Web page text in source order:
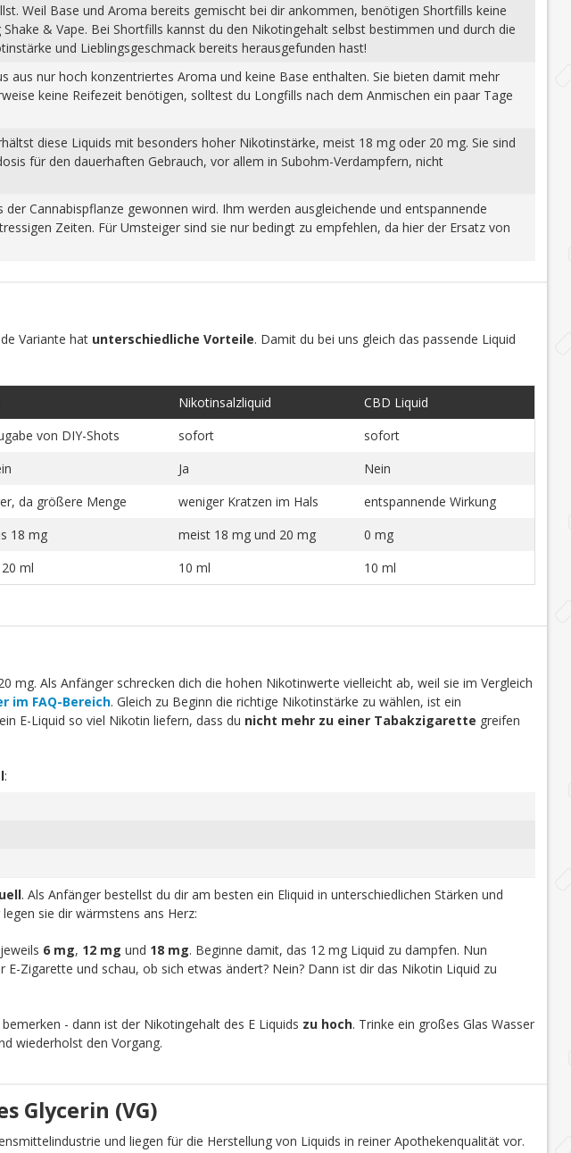
Weil Base und Aroma bereits gemischt bei dir ankommen, benötigen Shortfills keine
& Vape. Bei Shortfills kannst du den Nikotingehalt selbst bestimmen und durch die
und Lieblingsgeschmack bereits herausgefunden hast!
nur hoch konzentriertes Aroma und keine Base enthalten. Sie bieten damit mehr
keine Reifezeit benötigen, solltest du Longfills nach dem Anmischen ein paar Tage
diese Liquids mit besonders hoher Nikotinstärke, meist 18 mg oder 20 mg. Sie sind
für den dauerhaften Gebrauch, vor allem in Subohm-Verdampfern, nicht
Cannabispflanze gewonnen wird. Ihm werden ausgleichende und entspannende
Zeiten. Für Umsteiger sind sie nur bedingt zu empfehlen, da hier der Ersatz von
Variante hat unterschiedliche Vorteile. Damit du bei uns gleich das passende Liquid
Nikotinsalzliquid
CBD Liquid
von DIY-Shots sofort
sofort
Ja
Nein
da größere Menge weniger Kratzen im Hals
entspannende Wirkung
18 mg meist 18 mg und 20 mg
0 mg
ml 10 ml 10 ml
mg. Als Anfänger schrecken dich die hohen Nikotinwerte vielleicht ab, weil sie im Vergleich
im FAQ-Bereich. Gleich zu Beginn die richtige Nikotinstärke zu wählen, ist ein
E-Liquid so viel Nikotin liefern, dass du nicht mehr zu einer Tabakzigarette greifen
:
. Als Anfänger bestellst du dir am besten ein Eliquid in unterschiedlichen Stärken und
sie dir wärmstens ans Herz:
6 mg, 12 mg und 18 mg. Beginne damit, das 12 mg Liquid zu dampfen. Nun
Zigarette und schau, ob sich etwas ändert? Nein? Dann ist dir das Nikotin Liquid zu
- dann ist der Nikotingehalt des E Liquids zu hoch. Trinke ein großes Glas Wasser
wiederholst den Vorgang.
Glycerin (VG)
und liegen für die Herstellung von Liquids in reiner Apothekenqualität vor.